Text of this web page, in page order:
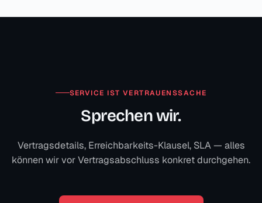
SERVICE IST VERTRAUENSSACHE
Sprechen wir.
Vertragsdetails, Erreichbarkeits-Klausel, SLA — alles
können wir vor Vertragsabschluss konkret durchgehen.